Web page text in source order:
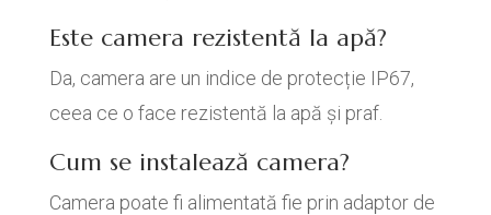
Este camera rezistentă la apă?
Da, camera are un indice de protecție IP67,
ceea ce o face rezistentă la apă și praf.
Cum se instalează camera?
Camera poate fi alimentată fie prin adaptor de